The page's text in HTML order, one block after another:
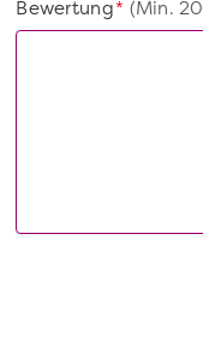
*
Bewertung(Min.